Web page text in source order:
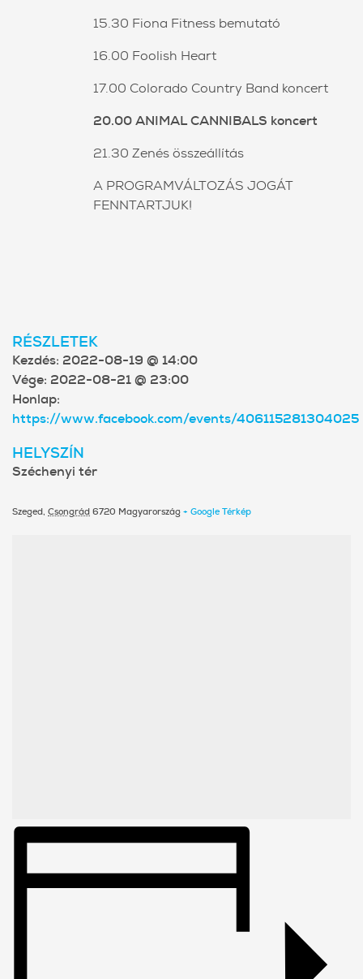
15.30 Fiona Fitness bemutató
16.00 Foolish Heart
17.00 Colorado Country Band koncert
20.00 ANIMAL CANNIBALS koncert
21.30 Zenés összeállítás
A PROGRAMVÁLTOZÁS JOGÁT
FENNTARTJUK!
RÉSZLETEK
Kezdés: 2022-08-19 @ 14:00
Vége: 2022-08-21 @ 23:00
Honlap:
https://www.facebook.com/events/406115281304025
HELYSZÍN
Széchenyi tér
Szeged, Csongrád 6720 Magyarország + Google Térkép